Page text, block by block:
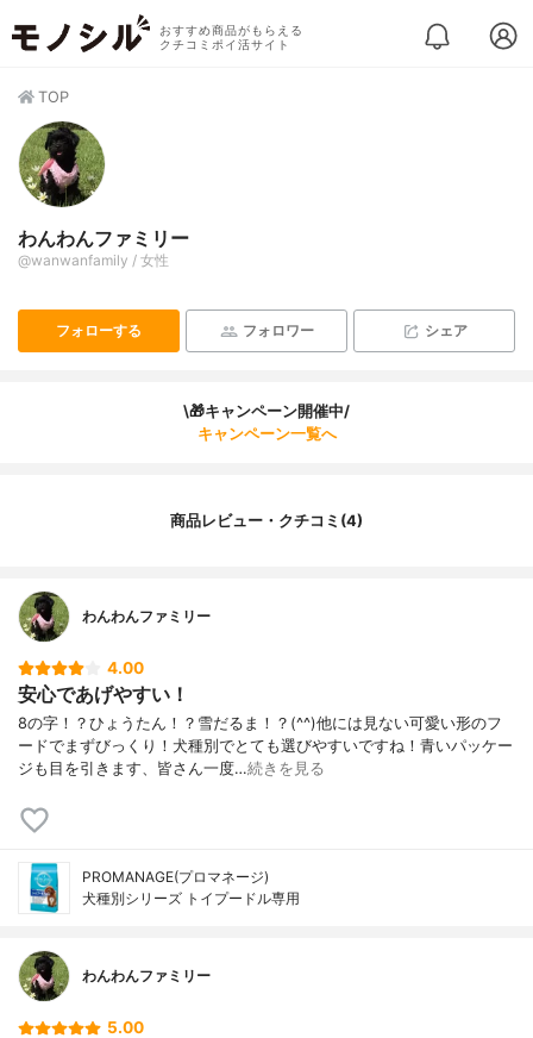
おすすめ商品がもらえる
クチコミポイ活サイト
TOP
わんわんファミリー
@wanwanfamily / 女性
フォローする フォロワー シェア
\🎁キャンペーン開催中/
キャンペーン一覧へ
商品レビュー・クチコミ(4)
わんわんファミリー
4.00
安心であげやすい！
8の字！？ひょうたん！？雪だるま！？(^^)他には見ない可愛い形のフ
ードでまずびっくり！犬種別でとても選びやすいですね！青いパッケー
ジも目を引きます、皆さん一度…続きを見る
PROMANAGE(プロマネージ)
犬種別シリーズ トイプードル専用
わんわんファミリー
5.00